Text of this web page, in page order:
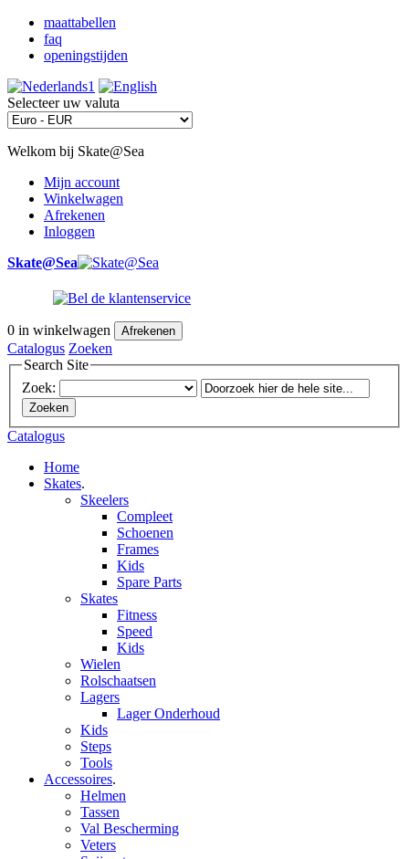
maattabellen
faq
openingstijden
Selecteer uw valuta
Welkom bij Skate@Sea
Mijn account
Winkelwagen
Afrekenen
Inloggen
Skate@Sea
0 in winkelwagen Afrekenen
Catalogus Zoeken
Search Site
Zoek:
Zoeken
Catalogus
Home
Skates.
Skeelers
Compleet
Schoenen
Frames
Kids
Spare Parts
Skates
Fitness
Speed
Kids
Wielen
Rolschaatsen
Lagers
Lager Onderhoud
Kids
Steps
Tools
Accessoires.
Helmen
Tassen
Val Bescherming
Veters